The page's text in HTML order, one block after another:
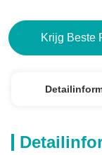
Krijg Beste